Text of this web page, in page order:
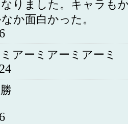
りました。キャラも
か面白かった。
アーミアーミアーミ